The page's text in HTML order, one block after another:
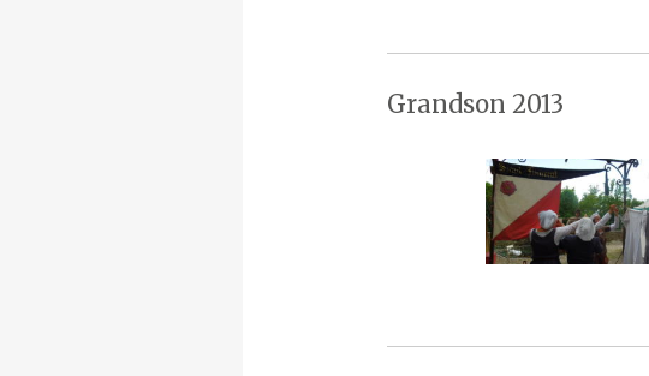
Grandson 2013